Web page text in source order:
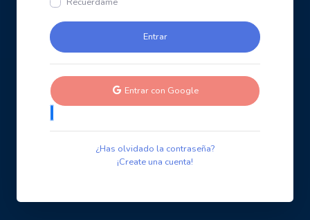
Entrar con Google
¿Has olvidado la contraseña?
¡Create una cuenta!